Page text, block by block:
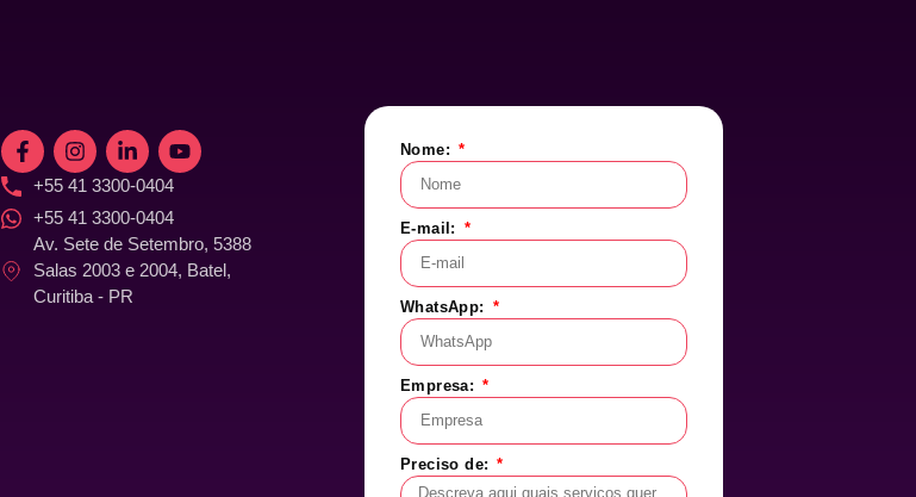
+55 41 3300-0404
+55 41 3300-0404
Av. Sete de Setembro, 5388
Salas 2003 e 2004, Batel,
Curitiba - PR
Nome:
E-mail:
WhatsApp:
Empresa:
Preciso de: